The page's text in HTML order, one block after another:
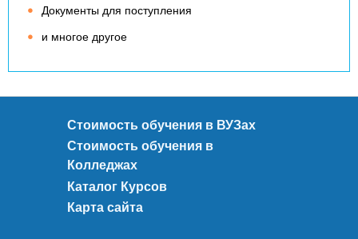
Документы для поступления
и многое другое
Стоимость обучения в ВУЗах
Стоимость обучения в
Колледжах
Каталог Курсов
Карта сайта